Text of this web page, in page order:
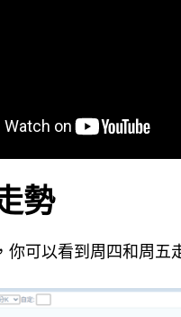
勢
你可以看到周四和周五